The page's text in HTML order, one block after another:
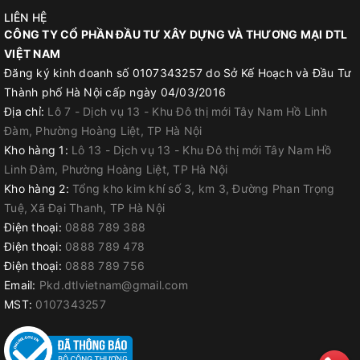
LIÊN HỆ
CÔNG TY CỔ PHẦN ĐẦU TƯ XÂY DỰNG VÀ THƯƠNG MẠI DTL
VIỆT NAM
Đăng ký kinh doanh số 0107343257 do Sở Kế Hoạch và Đầu Tư
Thành phố Hà Nội cấp ngày 04/03/2016
Địa chỉ: Lô 7 - Dịch vụ 13 - Khu Đô thị mới Tây Nam Hồ Linh
Đàm, Phường Hoàng Liệt, TP Hà Nội
Kho hàng 1: Lô 13 - Dịch vụ 13 - Khu Đô thị mới Tây Nam Hồ
Linh Đàm, Phường Hoàng Liệt, TP Hà Nội
Kho hàng 2: Tổng kho kim khí số 3, km 3, Đường Phan Trọng
Tuệ, Xã Đại Thanh, TP Hà Nội
Điện thoại: 0888 789 388
Điện thoại: 0888 789 478
Điện thoại: 0888 789 756
Email: Pkd.dtlvietnam@gmail.com
MST: 0107343257